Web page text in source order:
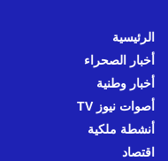
الرئيسية
أخبار الصحراء
أخبار وطنية
أصوات نيوز TV
أنشطة ملكية
اقتصاد